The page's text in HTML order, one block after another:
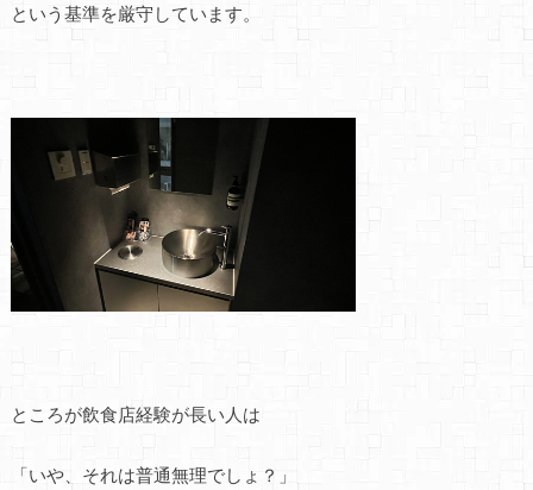
という基準を厳守しています。
ところが飲食店経験が長い人は
「いや、それは普通無理でしょ？」